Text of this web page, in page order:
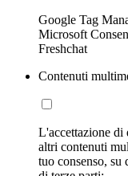
Google Tag
Microsoft
Freshchat
Contenuti
L'accettazione di
altri contenuti
tuo consenso, su